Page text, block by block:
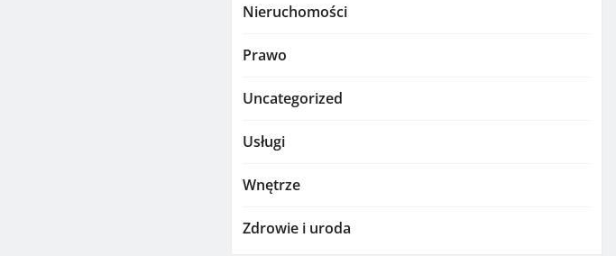
Nieruchomości
Prawo
Uncategorized
Usługi
Wnętrze
Zdrowie i uroda